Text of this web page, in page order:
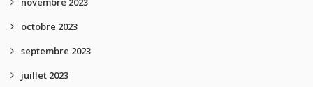
octobre 2023
septembre 2023
juillet 2023